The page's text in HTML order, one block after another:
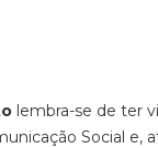
lembra-se de ter
Social